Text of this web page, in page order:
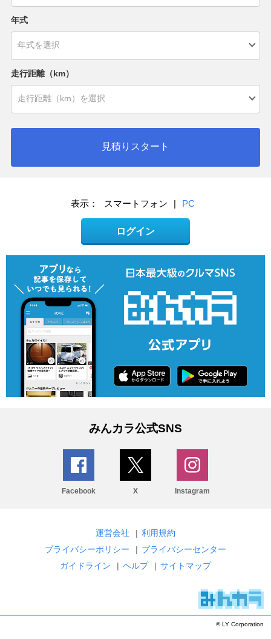
年式
走行距離（km）
見積りスタート
表示： スマートフォン | PC
ログイン
みんカラ公式SNS
Facebook X Instagram
運営会社 | 利用規約
プライバシーポリシー
| プライバシーセンター
ガイドライン
| ヘルプ | サイトマップ
© LY Corporation